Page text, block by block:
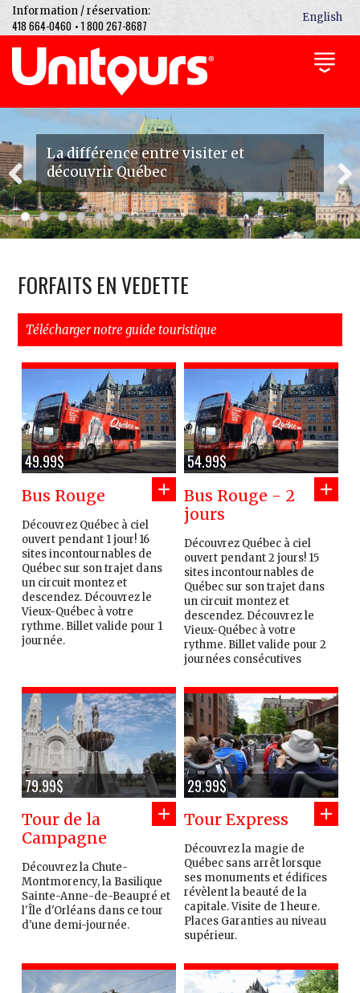
English
Information / réservation:
418 664-0460 •1 800 267-8687
La différence entre visiter et
découvrir Québec
Previous Next
FORFAITS EN VEDETTE
Télécharger notre guide touristique
49.99$
Bus Rouge
Découvrez Québec à ciel
ouvert pendant 1 jour! 16
sites incontournables de
Québec sur son trajet dans
un circuit montez et
descendez. Découvrez le
Vieux-Québec à votre
rythme. Billet valide pour 1
journée.
54.99$
Bus Rouge - 2
jours
Découvrez Québec à ciel
ouvert pendant 2 jours! 15
sites incontournables de
Québec sur son trajet dans
un circuit montez et
descendez. Découvrez le
Vieux-Québec à votre
rythme. Billet valide pour 2
journées consécutives
79.99$
Tour de la
Campagne
Découvrez la Chute-
Montmorency, la Basilique
Sainte-Anne-de-Beaupré et
l'Île d'Orléans dans ce tour
d'une demi-journée.
29.99$
Tour Express
Découvrez la magie de
Québec sans arrêt lorsque
ses monuments et édifices
révèlent la beauté de la
capitale. Visite de 1 heure.
Places Garanties au niveau
supérieur.